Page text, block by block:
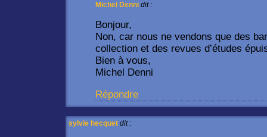
Michel Denni dit :
Bonjour,
Non, car nous ne vendons que des
collection et des revues d’études
Bien à vous,
Michel Denni
Répondre
sylvie hecquet dit :